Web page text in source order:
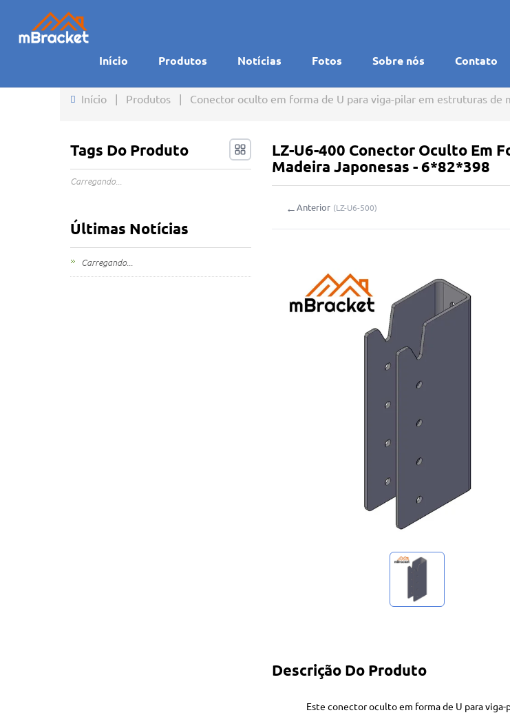
Início Produtos Notícias Fotos Sobre nós Contato
Início | Produtos | Conector oculto em forma de U para viga-pilar em estruturas de
LZ-U6-400 Conector Oculto Em
Madeira Japonesas - 6*82*398
←Anterior (LZ-U6-500)
Descrição Do Produto
Este conector oculto em forma de U para
Tags Do Produto
Carregando...
Últimas Notícias
Carregando...